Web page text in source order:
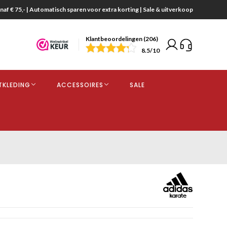
€ 75,- | Automatisch sparen voor extra korting | Sale & uitverkoop
Klantbeoordelingen (206)
8.5/10
ACCESSOIRES SALE